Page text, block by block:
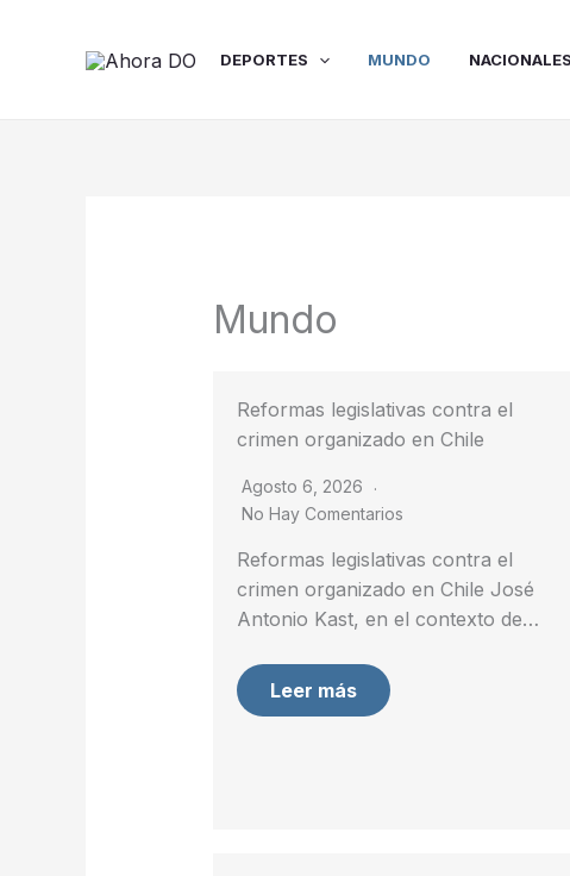
contenido
DEPORTES MUNDO NACIONALES
Mundo
Reformas legislativas contra el
crimen organizado en Chile
Agosto 6, 2026
No Hay Comentarios
Reformas legislativas contra el
crimen organizado en Chile José
Antonio Kast, en el contexto de…
Leer más